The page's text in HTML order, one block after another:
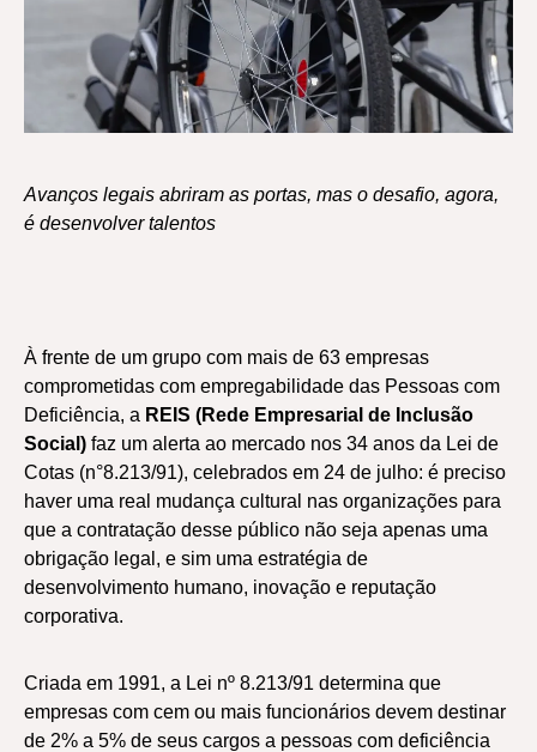
Avanços legais abriram as portas, mas o desafio, agora,
é desenvolver talentos
À frente de um grupo com mais de 63 empresas
comprometidas com empregabilidade das Pessoas com
Deficiência, a REIS (Rede Empresarial de Inclusão
Social) faz um alerta ao mercado nos 34 anos da Lei de
Cotas (n°8.213/91), celebrados em 24 de julho: é preciso
haver uma real mudança cultural nas organizações para
que a contratação desse público não seja apenas uma
obrigação legal, e sim uma estratégia de
desenvolvimento humano, inovação e reputação
corporativa.
Criada em 1991, a Lei nº 8.213/91 determina que
empresas com cem ou mais funcionários devem destinar
de 2% a 5% de seus cargos a pessoas com deficiência